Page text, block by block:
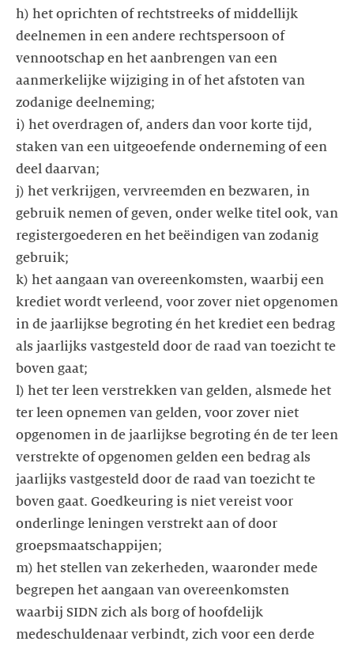
h) het oprichten of rechtstreeks of middellijk
deelnemen in een andere rechtspersoon of
vennootschap en het aanbrengen van een
aanmerkelijke wijziging in of het afstoten van
zodanige deelneming;
i) het overdragen of, anders dan voor korte tijd,
staken van een uitgeoefende onderneming of een
deel daarvan;
j) het verkrijgen, vervreemden en bezwaren, in
gebruik nemen of geven, onder welke titel ook, van
registergoederen en het beëindigen van zodanig
gebruik;
k) het aangaan van overeenkomsten, waarbij een
krediet wordt verleend, voor zover niet opgenomen
in de jaarlijkse begroting én het krediet een bedrag
als jaarlijks vastgesteld door de raad van toezicht te
boven gaat;
l) het ter leen verstrekken van gelden, alsmede het
ter leen opnemen van gelden, voor zover niet
opgenomen in de jaarlijkse begroting én de ter leen
verstrekte of opgenomen gelden een bedrag als
jaarlijks vastgesteld door de raad van toezicht te
boven gaat. Goedkeuring is niet vereist voor
onderlinge leningen verstrekt aan of door
groepsmaatschappijen;
m) het stellen van zekerheden, waaronder mede
begrepen het aangaan van overeenkomsten
waarbij SIDN zich als borg of hoofdelijk
medeschuldenaar verbindt, zich voor een derde